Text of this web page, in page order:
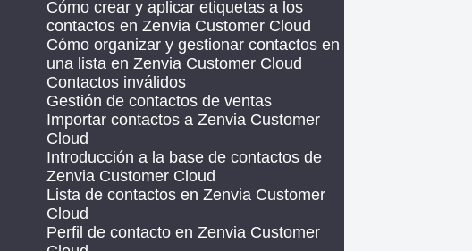
Cómo crear y aplicar etiquetas a los
contactos en Zenvia Customer Cloud
Cómo organizar y gestionar contactos en
una lista en Zenvia Customer Cloud
Contactos inválidos
Gestión de contactos de ventas
Importar contactos a Zenvia Customer
Cloud
Introducción a la base de contactos de
Zenvia Customer Cloud
Lista de contactos en Zenvia Customer
Cloud
Perfil de contacto en Zenvia Customer